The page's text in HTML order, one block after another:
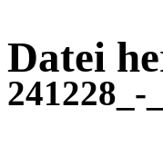
Datei
241228_-